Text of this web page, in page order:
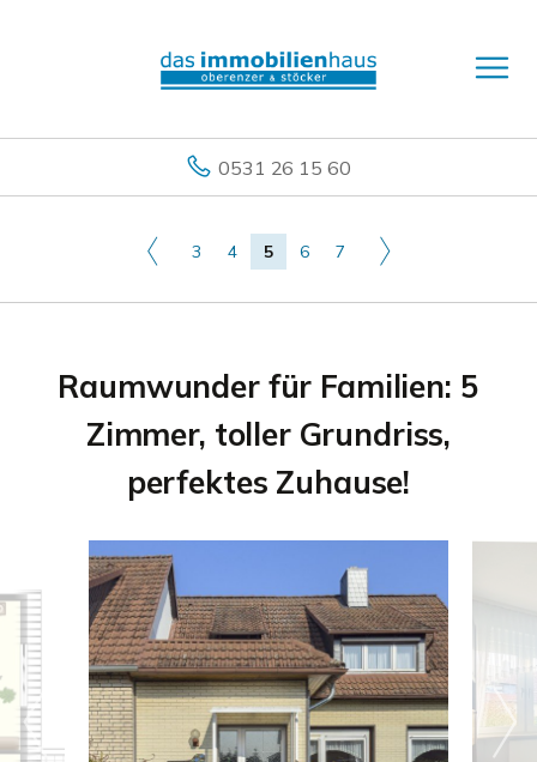
0531 26 15 60
3 4 5 6 7
Raumwunder für Familien: 5
Zimmer, toller Grundriss,
perfektes Zuhause!